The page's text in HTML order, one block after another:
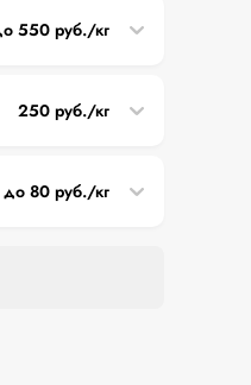
550 руб./кг
250 руб./кг
до 80 руб./кг